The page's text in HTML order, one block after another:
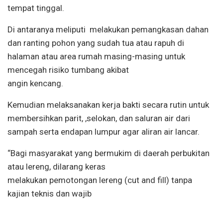
tempat tinggal.
Di antaranya meliputi melakukan pemangkasan dahan
dan ranting pohon yang sudah tua atau rapuh di
halaman atau area rumah masing-masing untuk
mencegah risiko tumbang akibat
angin kencang.
Kemudian melaksanakan kerja bakti secara rutin untuk
membersihkan parit, ,selokan, dan saluran air dari
sampah serta endapan lumpur agar aliran air lancar.
“Bagi masyarakat yang bermukim di daerah perbukitan
atau lereng, dilarang keras
melakukan pemotongan lereng (cut and fill) tanpa
kajian teknis dan wajib